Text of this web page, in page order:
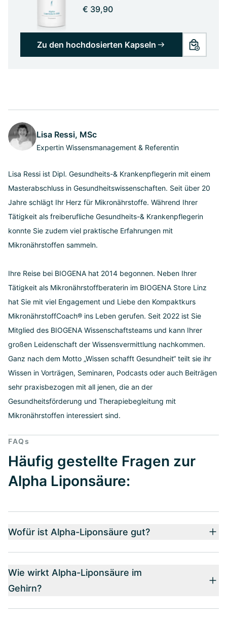
€ 39,90
Zu den hochdosierten Kapseln
Lisa Ressi, MSc
Expertin Wissensmanagement & Referentin
Lisa Ressi ist Dipl. Gesundheits-& Krankenpflegerin mit einem
Masterabschluss in Gesundheitswissenschaften. Seit über 20
Jahre schlägt Ihr Herz für Mikronährstoffe. Während Ihrer
Tätigkeit als freiberufliche Gesundheits-& Krankenpflegerin
konnte Sie zudem viel praktische Erfahrungen mit
Mikronährstoffen sammeln.
Ihre Reise bei BIOGENA hat 2014 begonnen. Neben Ihrer
Tätigkeit als Mikronährstoffberaterin im BIOGENA Store Linz
hat Sie mit viel Engagement und Liebe den Kompaktkurs
MikronährstoffCoach® ins Leben gerufen. Seit 2022 ist Sie
Mitglied des BIOGENA Wissenschaftsteams und kann Ihrer
großen Leidenschaft der Wissensvermittlung nachkommen.
Ganz nach dem Motto „Wissen schafft Gesundheit“ teilt sie ihr
Wissen in Vorträgen, Seminaren, Podcasts oder auch Beiträgen
sehr praxisbezogen mit all jenen, die an der
Gesundheitsförderung und Therapiebegleitung mit
Mikronährstoffen interessiert sind.
FAQs
Häufig gestellte Fragen zur
Alpha Liponsäure:
Wofür ist Alpha-Liponsäure gut?
Wie wirkt Alpha-Liponsäure im
Gehirn?